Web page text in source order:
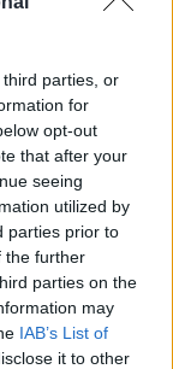
parties, or
for
opt-out
that after your
seeing
utilized by
parties prior to
the further
parties on the
may
IAB’s List of
it to other
podporuje
Electronics
Jong Una.
režimu.
len Kim Jong
Severnej